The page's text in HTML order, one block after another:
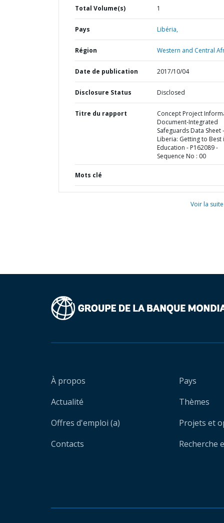
Total Volume(s) 1
Pays Libéria,
Région Western and Central
Date de publication 2017/10/04
Disclosure Status Disclosed
Titre du rapport
Concept Project
Document-Integrated
Safeguards Data Sheet -
Liberia: Getting to Best
Education - P162089 -
Sequence No : 00
Mots clé
Voir la suite
À propos
Actualité
Offres d'emploi (a)
Contacts
Pays
Thèmes
Projets et
Recherche